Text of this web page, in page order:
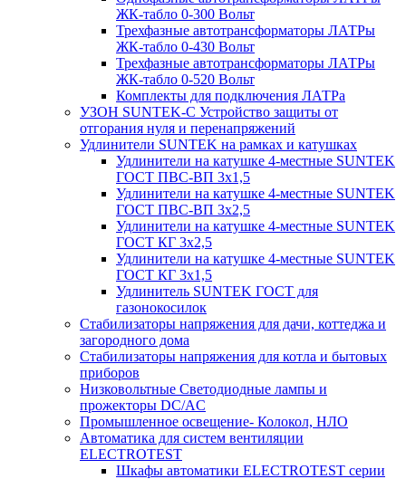
ЖК-табло 0-300 Вольт
Трехфазные автотрансформаторы ЛАТРы
ЖК-табло 0-430 Вольт
Трехфазные автотрансформаторы ЛАТРы
ЖК-табло 0-520 Вольт
Комплекты для подключения ЛАТРа
УЗОН SUNTEK-C Устройство защиты от
отгорания нуля и перенапряжений
Удлинители SUNTEK на рамках и катушках
Удлинители на катушке 4-местные SUNTEK
ГОСТ ПВС-ВП 3х1,5
Удлинители на катушке 4-местные SUNTEK
ГОСТ ПВС-ВП 3х2,5
Удлинители на катушке 4-местные SUNTEK
ГОСТ КГ 3х2,5
Удлинители на катушке 4-местные SUNTEK
ГОСТ КГ 3х1,5
Удлинитель SUNTEK ГОСТ для
газонокосилок
Стабилизаторы напряжения для дачи, коттеджа и
загородного дома
Стабилизаторы напряжения для котла и бытовых
приборов
Низковольтные Светодиодные лампы и
прожекторы DC/AC
Промышленное освещение- Колокол, НЛО
Автоматика для систем вентиляции
ELECTROTEST
Шкафы автоматики ELECTROTEST серии